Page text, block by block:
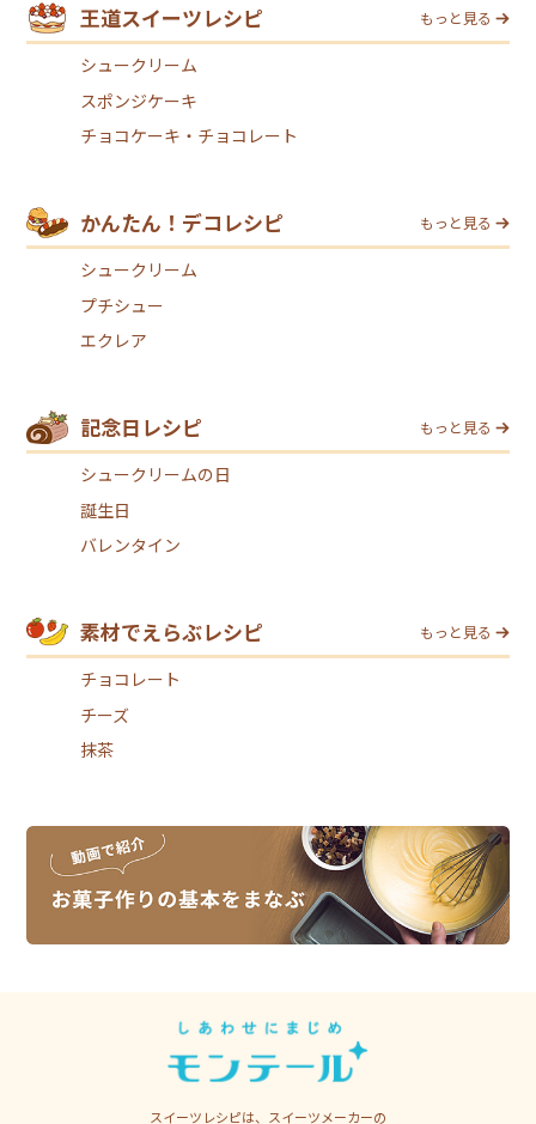
王道スイーツレシピ もっと見る
シュークリーム
スポンジケーキ
チョコケーキ・チョコレート
かんたん！デコレシピ もっと見る
シュークリーム
プチシュー
エクレア
記念日レシピ もっと見る
シュークリームの日
誕生日
バレンタイン
素材でえらぶレシピ もっと見る
チョコレート
チーズ
抹茶
スイーツレシピは、スイーツメーカーの